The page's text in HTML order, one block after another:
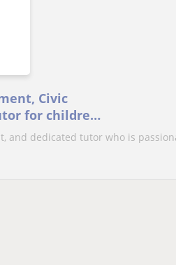
Civic
for children,
and dedicated tutor who is